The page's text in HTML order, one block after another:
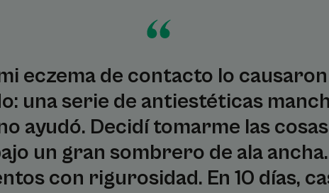
eczema de contacto lo
una serie de antiestéticas
ayudó. Decidí tomarme las
un gran sombrero de ala
con rigurosidad. En 10 días,